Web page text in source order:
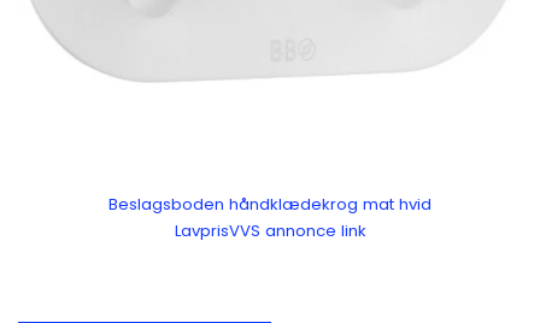
Beslagsboden håndklædekrog mat hvid
LavprisVVS annonce link